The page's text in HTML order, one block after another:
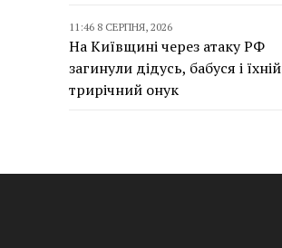
11:46 8 СЕРПНЯ, 2026
На Київщині через атаку РФ
загинули дідусь, бабуся і їхній
трирічний онук